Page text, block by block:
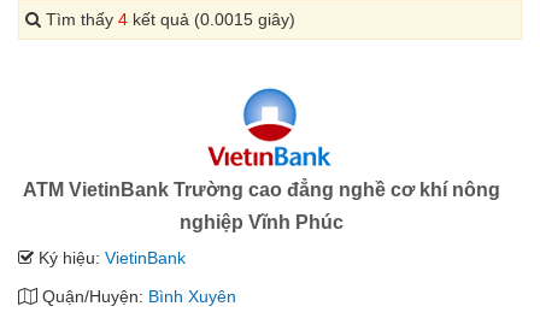
Tìm thấy 4 kết quả (0.0015 giây)
ATM VietinBank Trường cao đẳng nghề cơ khí nông
nghiệp Vĩnh Phúc
Ký hiệu: VietinBank
Quận/Huyện: Bình Xuyên